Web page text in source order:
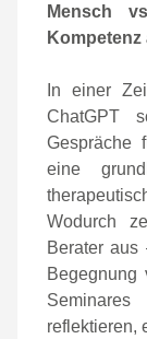
Mensch
In einer
ChatGPT
Gespräche
eine
Wodurch
Berater aus
Begegnung
reflektieren,